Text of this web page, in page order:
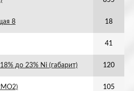
8 18
41
до 23% Ni (габарит) 120
105